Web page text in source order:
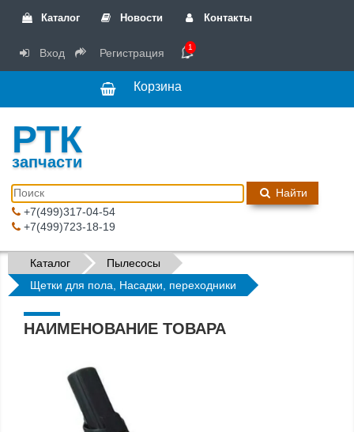
Каталог Новости Контакты
Вход Регистрация 1
Корзина
РТК
запчасти
Найти
+7(499)317-04-54
+7(499)723-18-19
Каталог
Пылесосы
Щетки для пола, Насадки, переходники
НАИМЕНОВАНИЕ ТОВАРА